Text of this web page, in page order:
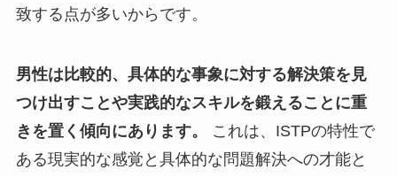
致する点が多いからです。
男性は比較的、具体的な事象に対する解決策を見
つけ出すことや実践的なスキルを鍛えることに重
きを置く傾向にあります。
これは、ISTPの特性で
ある現実的な感覚と具体的な問題解決への才能と